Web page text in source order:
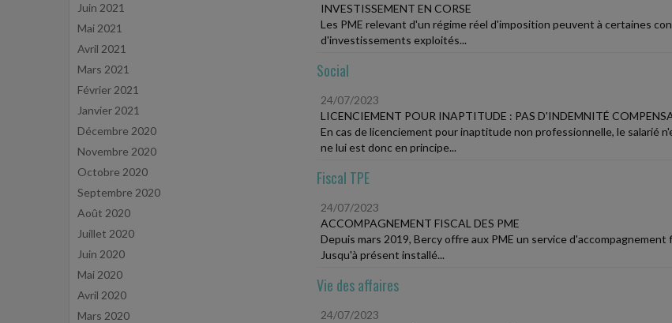
Juin 2021
Mai 2021
Avril 2021
Mars 2021
Février 2021
Janvier 2021
Décembre 2020
Novembre 2020
Octobre 2020
Septembre 2020
Août 2020
Juillet 2020
Juin 2020
Mai 2020
Avril 2020
Mars 2020
INVESTISSEMENT EN CORSE
Les PME relevant d'un régime réel d'imposition peuvent à certaines
d'investissements exploités...
Social
24/07/2023
LICENCIEMENT POUR INAPTITUDE : PAS D'INDEMNITÉ
En cas de licenciement pour inaptitude non professionnelle, le salarié
ne lui est donc en principe...
Fiscal TPE
24/07/2023
ACCOMPAGNEMENT FISCAL DES PME
Depuis mars 2019, Bercy offre aux PME un service
Jusqu'à présent installé...
Vie des affaires
24/07/2023